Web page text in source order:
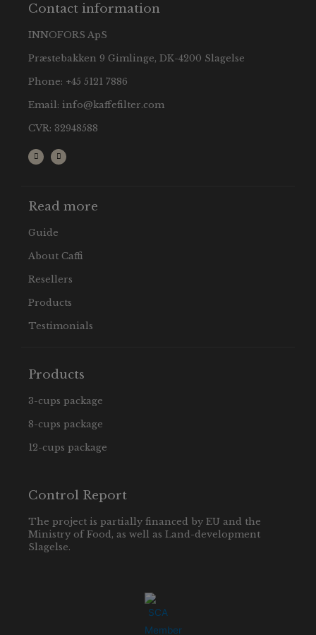
Contact information
INNOFORS ApS
Præstebakken 9 Gimlinge, DK-4200 Slagelse
Phone: +45 5121 7886
Email: info@kaffefilter.com
CVR: 32948588
Read more
Guide
About Caffi
Resellers
Products
Testimonials
Products
3-cups package
8-cups package
12-cups package
Control Report
The project is partially financed by EU and the
Ministry of Food, as well as Land-development
Slagelse.